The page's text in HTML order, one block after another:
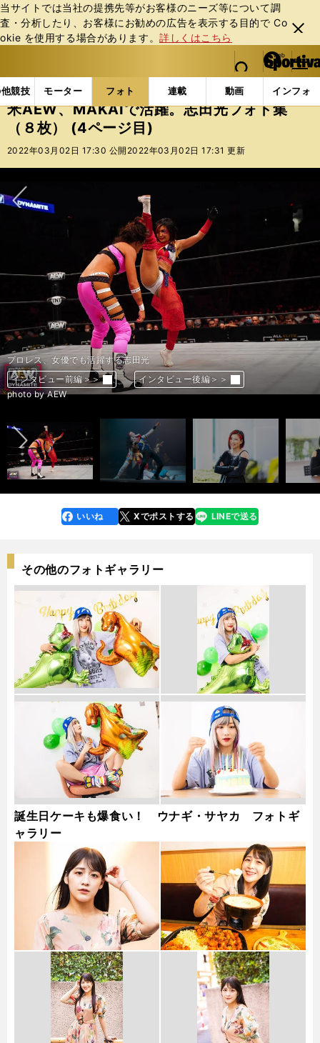
当サイトでは当社の提携先等がお客様のニーズ等について調
査・分析したり、お客様にお勧めの広告を表⽰する⽬的で Co
okie を使⽤する場合があります。詳しくはこちら
閉じ
る
web Sportiva (webスポルティーバ)
検索
マイペ
ー
ジ
メニュ
競技 モーター フォト 連載 動画 インフォ
b
ス
ポ
ル
バ
フォトギャラリー コラムフォト 米AEW、MAKAI
米AEW、MAKAIで活躍。志田光フォト集
（８枚） (4ページ目)
2022年03月02日 17:30 公開 2022年03月02日 17:31 更新
プロレス、女優でも活躍する志田光
インタビュー前編＞＞
インタビュー後編＞＞
photo by Hayashi Yuba
プロレス、女優でも活躍する志田光
インタビュー前編＞＞
インタビュー後編＞＞
photo by Hayashi Yuba
プロレス、女優でも活躍する志田光
インタビュー前編＞＞
インタビュー後編＞＞
photo by AEW
プロレス、女優でも活躍する志田光
インタビュー前編＞＞
インタビュー後編＞＞
photo by AEW
プロレス、女優でも活躍する志田光
インタビュー前編＞＞
インタビュー後編＞＞
photo by MAKAI
プロレス、女優でも活躍する志田光
インタビュー前編＞＞
インタビュー後編＞＞
photo by Hayashi Yuba
プロレス、女優でも活躍する志田光
インタビュー前編＞＞
インタビュー後編＞＞
photo by Hayashi Yuba
プロレス、女優でも活躍する志田光
インタビュー前編＞＞
インタビュー後編＞＞
photo by Hayashi Yuba
前へ
faceboo
k
いいね Xでポストする
line LINEで送る
その他のフォトギャラリー
誕生日ケーキも爆食い！ ウナギ・サヤカ フォトギ
ャラリー